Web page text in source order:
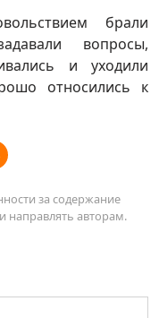
брали
вопросы,
и уходили
относились к
за содержание
направлять авторам.